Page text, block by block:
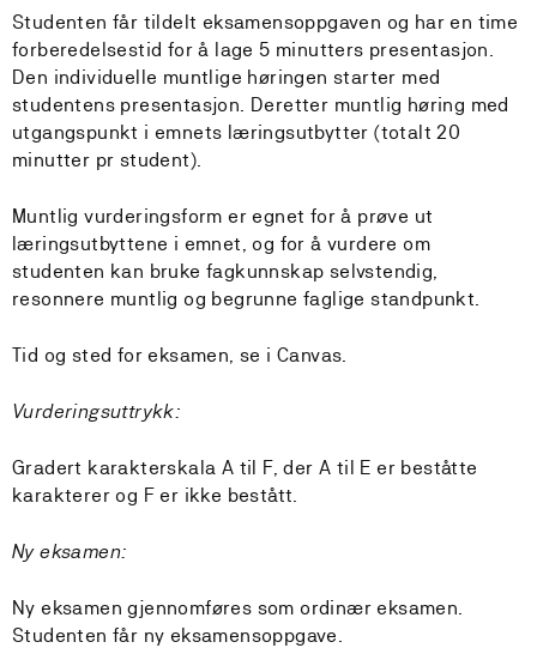
Studenten får tildelt eksamensoppgaven og har en time
forberedelsestid for å lage 5 minutters presentasjon.
Den individuelle muntlige høringen starter med
studentens presentasjon. Deretter muntlig høring med
utgangspunkt i emnets læringsutbytter (totalt 20
minutter pr student).
Muntlig vurderingsform er egnet for å prøve ut
læringsutbyttene i emnet, og for å vurdere om
studenten kan bruke fagkunnskap selvstendig,
resonnere muntlig og begrunne faglige standpunkt.
Tid og sted for eksamen, se i Canvas.
Vurderingsuttrykk:
Gradert karakterskala A til F, der A til E er beståtte
karakterer og F er ikke bestått.
Ny eksamen:
Ny eksamen gjennomføres som ordinær eksamen.
Studenten får ny eksamensoppgave.